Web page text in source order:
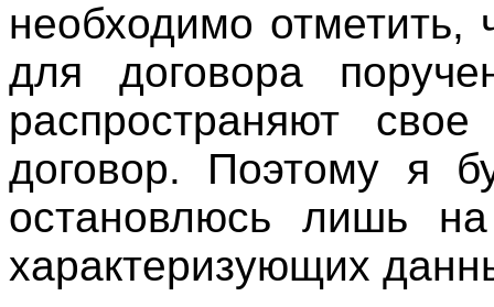
необходимо отметить,
для договора
распространяют
договор. Поэтому я
остановлюсь лишь на
характеризующих